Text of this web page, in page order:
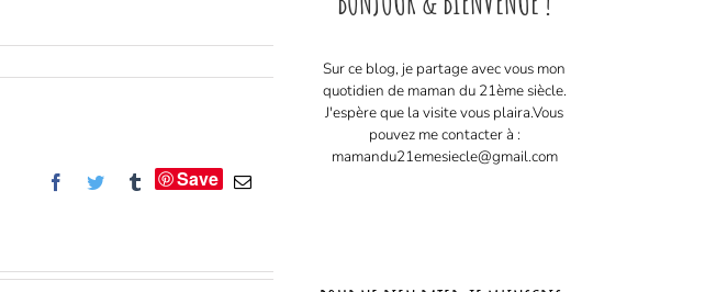
Facebook
Twitter TumblrSave Email
Sur ce blog, je partage avec vous mon
quotidien de maman du 21ème siècle.
J'espère que la visite vous plaira. ​ Vous
pouvez me contacter à :
mamandu21emesiecle@gmail.com